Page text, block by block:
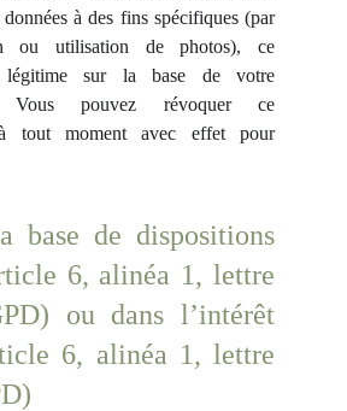
à des fins spécifiques (par
ou utilisation de photos), ce
légitime sur la base de votre
Vous pouvez révoquer ce
à tout moment avec effet pour
base de dispositions
6, alinéa 1, lettre
ou dans l’intérêt
6, alinéa 1, lettre